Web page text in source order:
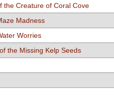
the Creature of Coral Cove
Madness
Worries
the Missing Kelp Seeds